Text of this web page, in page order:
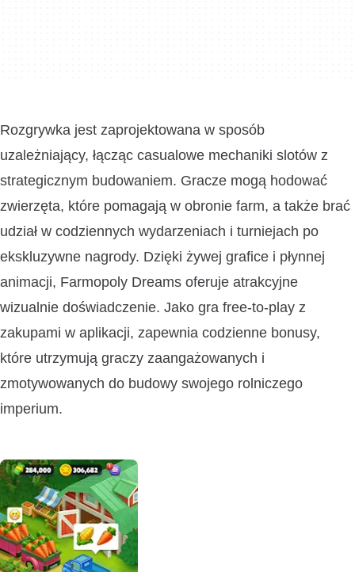
Rozgrywka jest zaprojektowana w sposób
uzależniający, łącząc casualowe mechaniki slotów z
strategicznym budowaniem. Gracze mogą hodować
zwierzęta, które pomagają w obronie farm, a także brać
udział w codziennych wydarzeniach i turniejach po
ekskluzywne nagrody. Dzięki żywej grafice i płynnej
animacji, Farmopoly Dreams oferuje atrakcyjne
wizualnie doświadczenie. Jako gra free-to-play z
zakupami w aplikacji, zapewnia codzienne bonusy,
które utrzymują graczy zaangażowanych i
zmotywowanych do budowy swojego rolniczego
imperium.